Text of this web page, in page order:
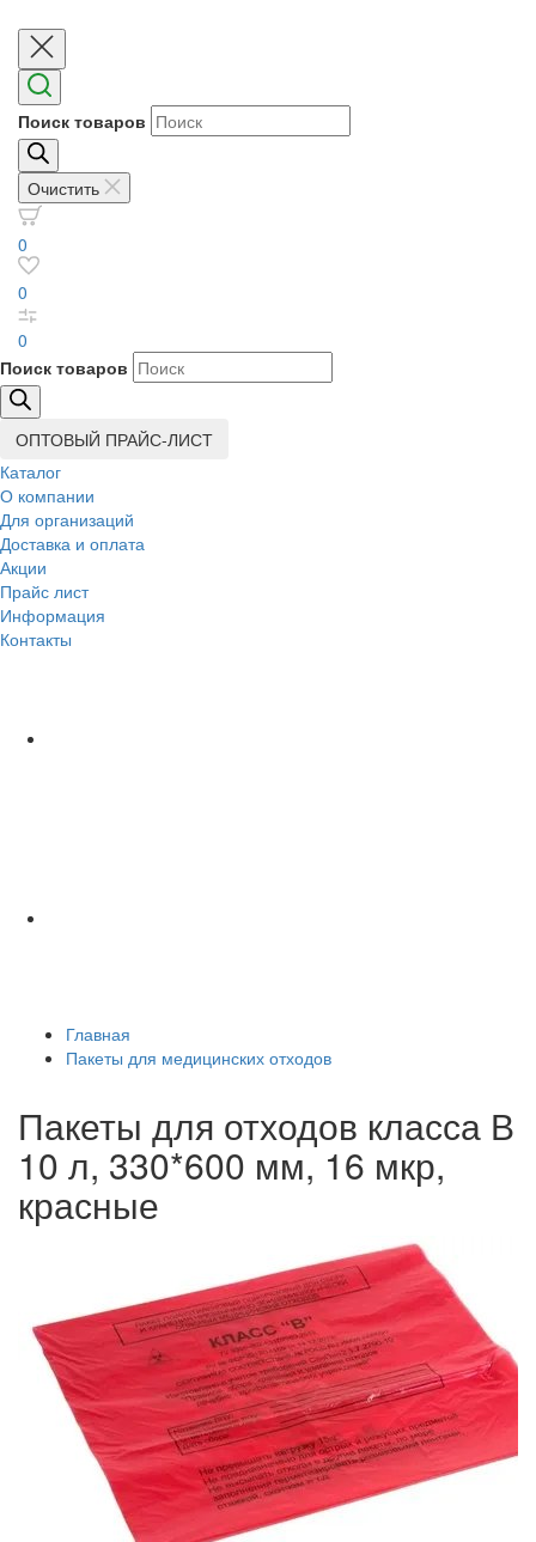
Поиск товаров
Очистить
0
0
0
Поиск товаров
ОПТОВЫЙ ПРАЙС-ЛИСТ
Каталог
О компании
Для организаций
Доставка и оплата
Акции
Прайс лист
Информация
Контакты
Главная
Пакеты для медицинских отходов
Пакеты для отходов класса В
10 л, 330*600 мм, 16 мкр,
красные